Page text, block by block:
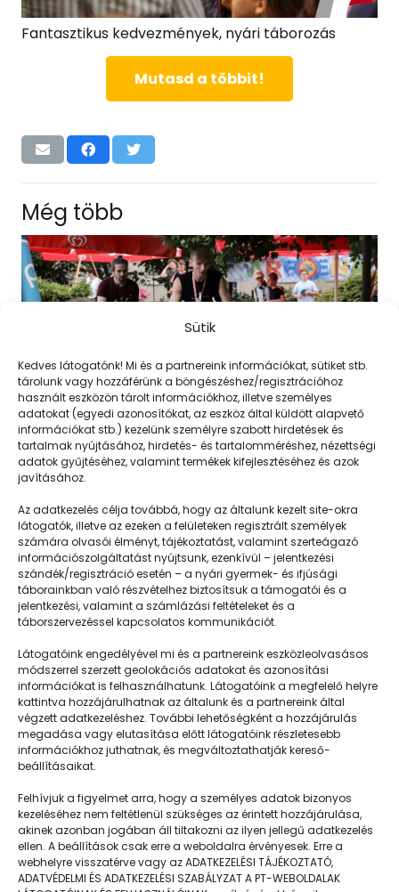
Sütik
Kedves látogatónk! Mi és a partnereink információkat, sütiket stb.
tárolunk vagy hozzáférünk a böngészéshez/regisztrációhoz
használt eszközön tárolt információkhoz, illetve személyes
adatokat (egyedi azonosítókat, az eszköz által küldött alapvető
információkat stb.) kezelünk személyre szabott hirdetések és
tartalmak nyújtásához, hirdetés- és tartalomméréshez, nézettségi
adatok gyűjtéséhez, valamint termékek kifejlesztéséhez és azok
javításához.
Az adatkezelés célja továbbá, hogy az általunk kezelt site-okra
látogatók, illetve az ezeken a felületeken regisztrált személyek
számára olvasói élményt, tájékoztatást, valamint szerteágazó
információszolgáltatást nyújtsunk, ezenkívül – jelentkezési
szándék/regisztráció esetén – a nyári gyermek- és ifjúsági
táborainkban való részvételhez biztosítsuk a támogatói és a
jelentkezési, valamint a számlázási feltételeket és a
táborszervezéssel kapcsolatos kommunikációt.
Látogatóink engedélyével mi és a partnereink eszközleolvasásos
módszerrel szerzett geolokációs adatokat és azonosítási
információkat is felhasználhatunk. Látogatóink a megfelelő helyre
kattintva hozzájárulhatnak az általunk és a partnereink által
végzett adatkezeléshez. További lehetőségként a hozzájárulás
megadása vagy elutasítása előtt látogatóink részletesebb
információkhoz juthatnak, és megváltoztathatják kereső-
beállításaikat.
Felhívjuk a figyelmet arra, hogy a személyes adatok bizonyos
kezeléséhez nem feltétlenül szükséges az érintett hozzájárulása,
akinek azonban jogában áll tiltakozni az ilyen jellegű adatkezelés
ellen. A beállítások csak erre a weboldalra érvényesek. Erre a
webhelyre visszatérve vagy az ADATKEZELÉSI TÁJÉKOZTATÓ,
ADATVÉDELMI ÉS ADATKEZELÉSI SZABÁLYZAT A PT-WEBOLDALAK
Fantasztikus kedvezmények, nyári táborozás
Mutasd a többit!
Még több
Pilóta leszek, ha felnövök
Napközisgyerektábor.hu
Navigáció
Táboringer